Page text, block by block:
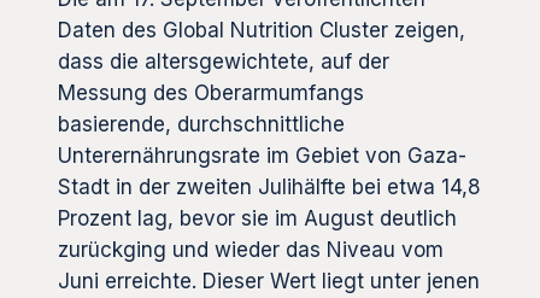
Daten des Global Nutrition Cluster zeigen,
dass die altersgewichtete, auf der
Messung des Oberarmumfangs
basierende, durchschnittliche
Unterernährungsrate im Gebiet von Gaza-
Stadt in der zweiten Julihälfte bei etwa 14,8
Prozent lag, bevor sie im August deutlich
zurückging und wieder das Niveau vom
Juni erreichte. Dieser Wert liegt unter jenen